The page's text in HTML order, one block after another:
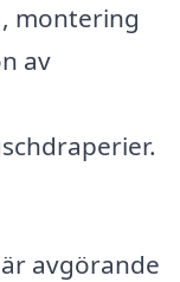
montering
av
är avgörande